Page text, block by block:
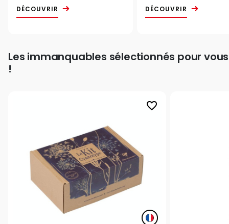
DÉCOUVRIR DÉCOUVRIR
Les immanquables sélectionnés pour vous
!
favorite_border